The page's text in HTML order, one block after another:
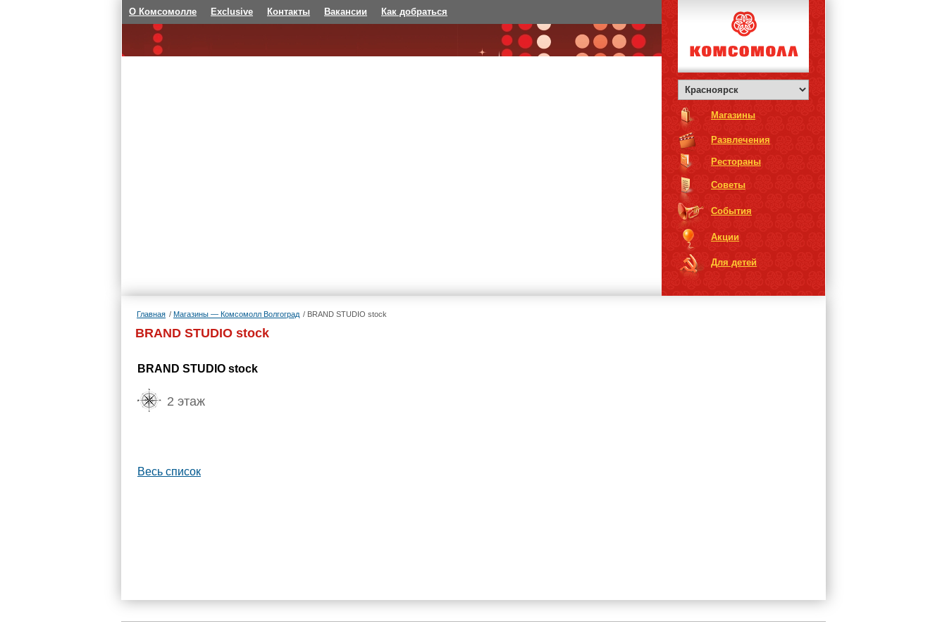
О Комсомолле Exclusive Контакты Вакансии Как добраться
Магазины
Развлечения
Рестораны
Советы
События
Акции
Для детей
Главная Магазины — Комсомолл Волгоград BRAND STUDIO stock
BRAND STUDIO stock
BRAND STUDIO stock
2 этаж
Весь список